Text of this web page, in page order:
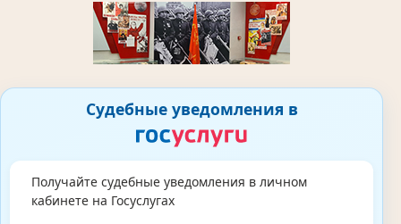
Судебные уведомления в
Получайте судебные уведомления в личном
кабинете на Госуслугах